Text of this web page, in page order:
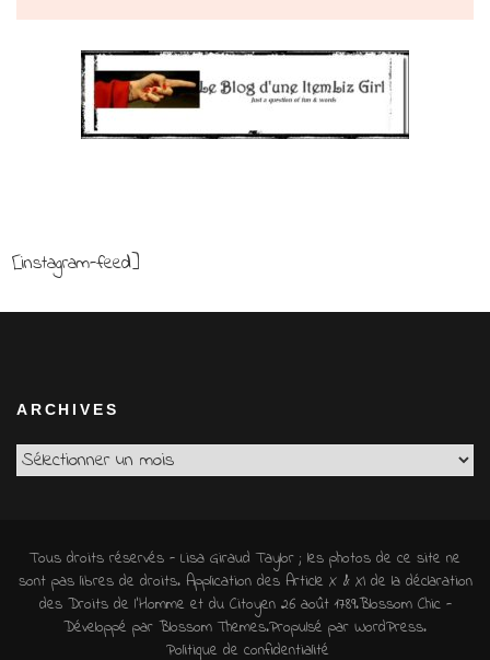
[instagram-feed]
ARCHIVES
Archives
Tous droits réservés - Lisa Giraud Taylor ; les photos de ce site ne
sont pas libres de droits. Application des Article X & XI de la déclaration
des Droits de l'Homme et du Citoyen 26 août 1789.Blossom Chic -
Développé par Blossom Themes.Propulsé par WordPress.
Politique de confidentialité